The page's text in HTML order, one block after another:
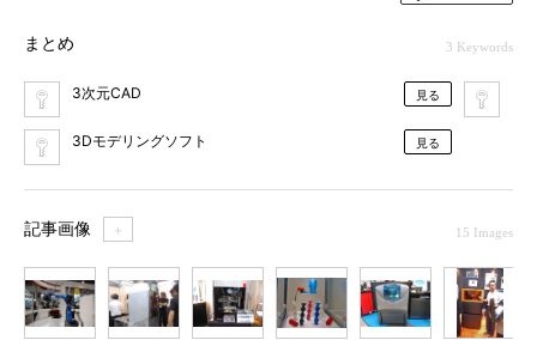
まとめ 3 Keywords
3次元CAD 見る
3Dモデリングソフト 見る
記事画像 ＋ 15 Images